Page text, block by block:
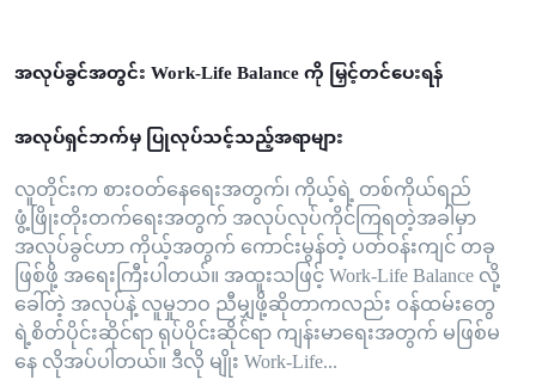
အလုပ်ခွင်အတွင်း Work-Life Balance ကို မြှင့်တင်ပေးရန်
အလုပ်ရှင်ဘက်မှ ပြုလုပ်သင့်သည့်အရာများ
လူတိုင်းက စားဝတ်နေရေးအတွက်၊ ကိုယ့်ရဲ့ တစ်ကိုယ်ရည်
ဖွံ့ဖြိုးတိုးတက်ရေးအတွက် အလုပ်လုပ်ကိုင်ကြရတဲ့အခါမှာ
အလုပ်ခွင်ဟာ ကိုယ့်အတွက် ကောင်းမွန်တဲ့ ပတ်ဝန်းကျင် တခု
ဖြစ်ဖို့ အရေးကြီးပါတယ်။ အထူးသဖြင့် Work-Life Balance လို့
ခေါ်တဲ့ အလုပ်နဲ့ လူမှုဘဝ ညီမျှဖို့ဆိုတာကလည်း ဝန်ထမ်းတွေ
ရဲ့စိတ်ပိုင်းဆိုင်ရာ ရုပ်ပိုင်းဆိုင်ရာ ကျန်းမာရေးအတွက် မဖြစ်မ
နေ လိုအပ်ပါတယ်။ ဒီလို မျိုး Work-Life...